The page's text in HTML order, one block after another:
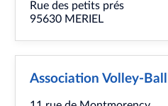
Rue des petits prés
95630 MERIEL
Association Volley-